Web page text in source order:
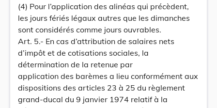
(4) Pour l’application des alinéas qui précèdent,
les jours fériés légaux autres que les dimanches
sont considérés comme jours ouvrables.
Art. 5.- En cas d’attribution de salaires nets
d’impôt et de cotisations sociales, la
détermination de la retenue par
application des barèmes a lieu conformément aux
dispositions des articles 23 à 25 du règlement
grand-ducal du 9 janvier 1974 relatif à la